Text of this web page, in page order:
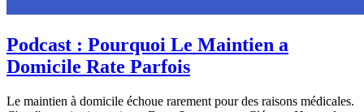
Podcast : Pourquoi Le Maintien a
Domicile Rate Parfois
Le maintien à domicile échoue rarement pour des raisons médicales.